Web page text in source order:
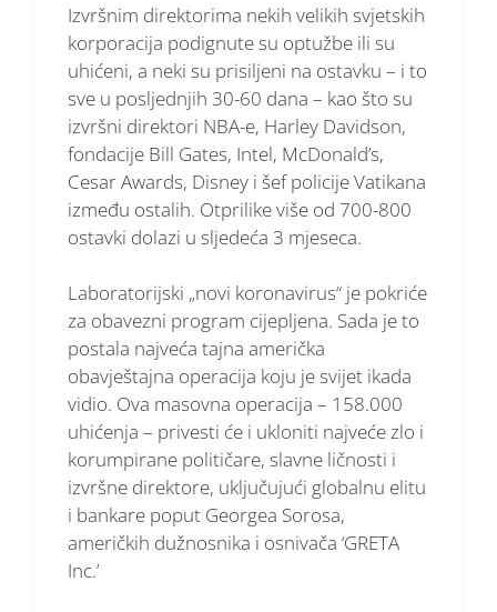
Izvršnim direktorima nekih velikih svjetskih
korporacija podignute su optužbe ili su
uhićeni, a neki su prisiljeni na ostavku – i to
sve u posljednjih 30-60 dana – kao što su
izvršni direktori NBA-e, Harley Davidson,
fondacije Bill Gates, Intel, McDonald’s,
Cesar Awards, Disney i šef policije Vatikana
između ostalih. Otprilike više od 700-800
ostavki dolazi u sljedeća 3 mjeseca.
Laboratorijski „novi koronavirus“ je pokriće
za obavezni program cijepljena. Sada je to
postala najveća tajna američka
obavještajna operacija koju je svijet ikada
vidio. Ova masovna operacija – 158.000
uhićenja – privesti će i ukloniti najveće zlo i
korumpirane političare, slavne ličnosti i
izvršne direktore, uključujući globalnu elitu
i bankare poput Georgea Sorosa,
američkih dužnosnika i osnivača ‘GRETA
Inc.’